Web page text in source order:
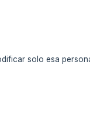
solo esa